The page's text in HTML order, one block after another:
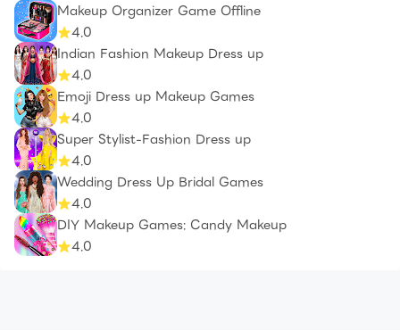
Makeup Organizer Game Offline
4.0
Indian Fashion Makeup Dress up
4.0
Emoji Dress up Makeup Games
4.0
Super Stylist-Fashion Dress up
4.0
Wedding Dress Up Bridal Games
4.0
DIY Makeup Games: Candy Makeup
4.0